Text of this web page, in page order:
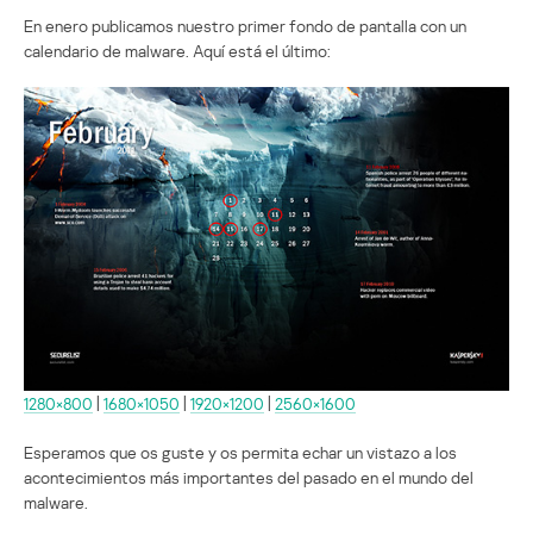
En enero publicamos nuestro primer fondo de pantalla con un
calendario de malware. Aquí está el último:
1280×800 1680×1050 1920×1200 2560×1600
Esperamos que os guste y os permita echar un vistazo a los
acontecimientos más importantes del pasado en el mundo del
malware.